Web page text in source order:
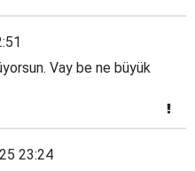
Vay be ne büyük
23:24